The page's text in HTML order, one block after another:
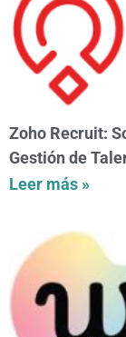
Zoho Recruit:
Gestión de
Leer más »